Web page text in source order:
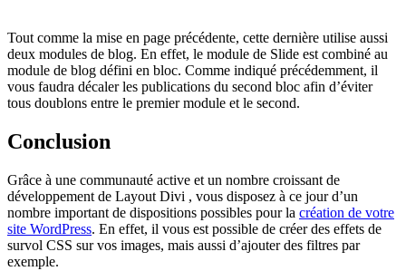
Tout comme la mise en page précédente, cette dernière utilise aussi
deux modules de blog. En effet, le module de Slide est combiné au
module de blog défini en bloc. Comme indiqué précédemment, il
vous faudra décaler les publications du second bloc afin d’éviter
tous doublons entre le premier module et le second.
Conclusion
Grâce à une communauté active et un nombre croissant de
développement de Layout Divi , vous disposez à ce jour d’un
nombre important de dispositions possibles pour la création de votre
site WordPress. En effet, il vous est possible de créer des effets de
survol CSS sur vos images, mais aussi d’ajouter des filtres par
exemple.